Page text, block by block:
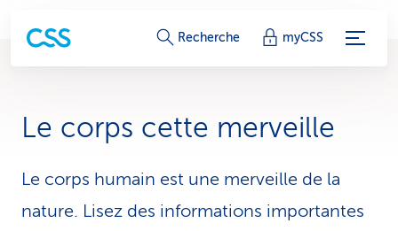
L
s
d
Recherche myCSS
Le corps cette merveille
Le corps humain est une merveille de la
nature. Lisez des informations importantes